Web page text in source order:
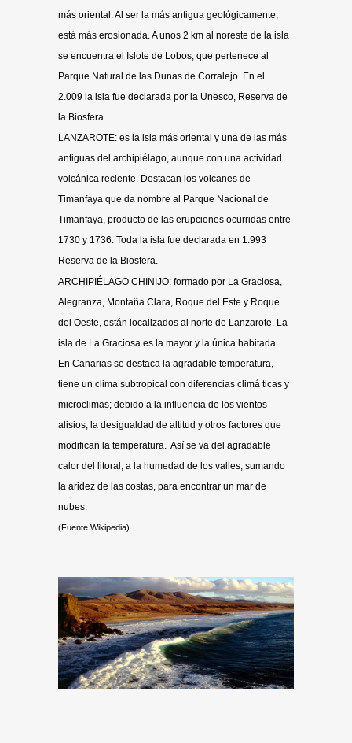
más oriental. Al ser la más antigua geológicamente,
está más erosionada. A unos 2 km al noreste de la isla
se encuentra el Islote de Lobos, que pertenece al
Parque Natural de las Dunas de Corralejo. En el
2.009 la isla fue declarada por la Unesco, Reserva de
la Biosfera.
LANZAROTE: es la isla más oriental y una de las más
antiguas del archipiélago, aunque con una actividad
volcánica reciente. Destacan los volcanes de
Timanfaya que da nombre al Parque Nacional de
Timanfaya, producto de las erupciones ocurridas entre
1730 y 1736. Toda la isla fue declarada en 1.993
Reserva de la Biosfera.
ARCHIPIÉLAGO CHINIJO: formado por La Graciosa,
Alegranza, Montaña Clara, Roque del Este y Roque
del Oeste, están localizados al norte de Lanzarote. La
isla de La Graciosa es la mayor y la única habitada
En Canarias se destaca la agradable temperatura,
tiene un clima subtropical con diferencias climá ticas y
microclimas; debido a la influencia de los vientos
alisios, la desigualdad de altitud y otros factores que
modifican la temperatura. Así se va del agradable
calor del litoral, a la humedad de los valles, sumando
la aridez de las costas, para encontrar un mar de
nubes.
(Fuente Wikipedia)